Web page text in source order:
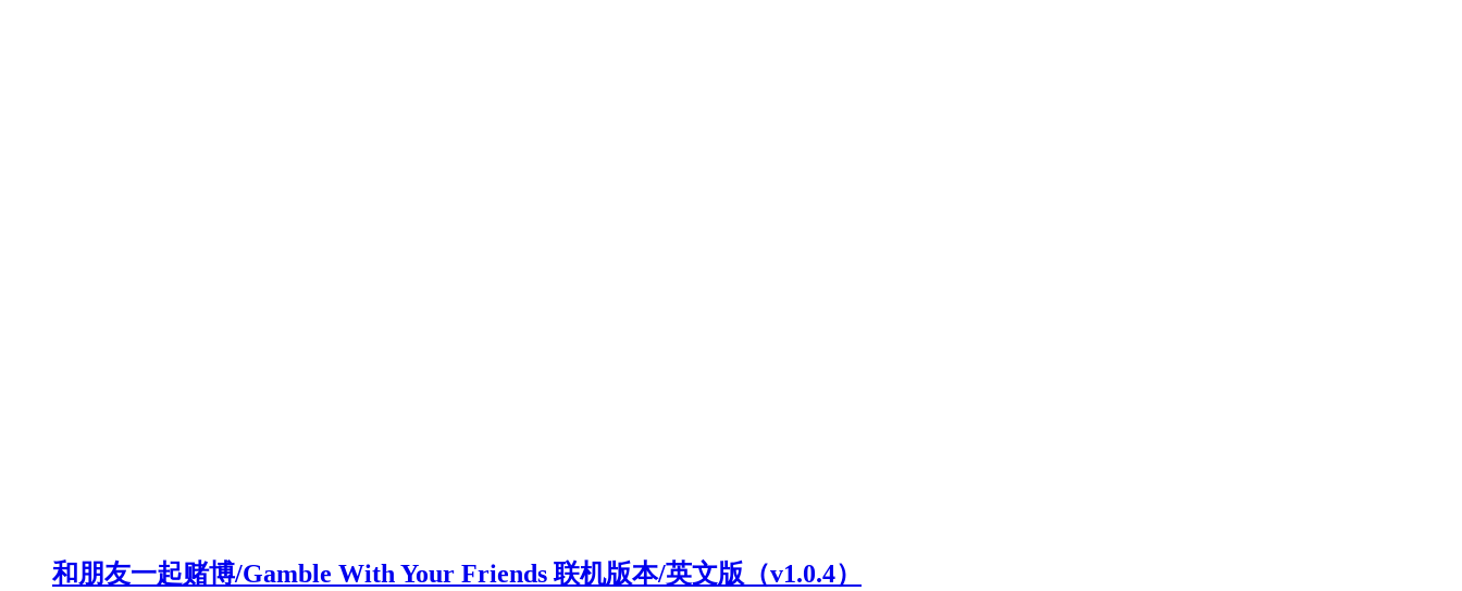
和朋友一起赌博/Gamble With Your Friends 联机版本/英文版（v1.0.4）